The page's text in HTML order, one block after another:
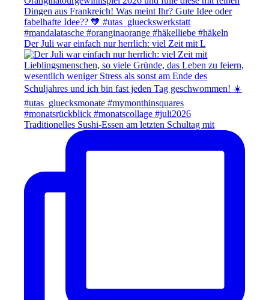
Der Juli war einfach nur herrlich: viel Zeit mit L
Traditionelles Sushi-Essen am letzten Schultag mit